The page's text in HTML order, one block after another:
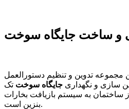
و ساخت جایگاه سوخت
مجموعه تدوین و تنظیم دستورالعمل
سازی و نگهداری جایگاه سوخت تک
ساختمان به سیستم بازیافت بخارات
بنزین است.